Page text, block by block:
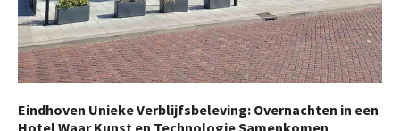
Eindhoven Unieke Verblijfsbeleving: Overnachten in een
Hotel Waar Kunst en Technologie Samenkomen